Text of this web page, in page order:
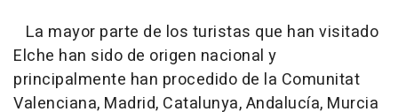
La mayor parte de los turistas que han visitado
Elche han sido de origen nacional y
principalmente han procedido de la Comunitat
Valenciana, Madrid, Catalunya, Andalucía, Murcia